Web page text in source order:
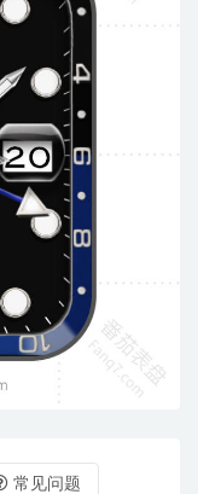
常见问题